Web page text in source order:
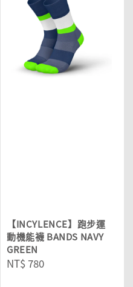
【INCYLENCE】跑步運
動機能襪 BANDS NAVY
GREEN
Regular
NT$ 780